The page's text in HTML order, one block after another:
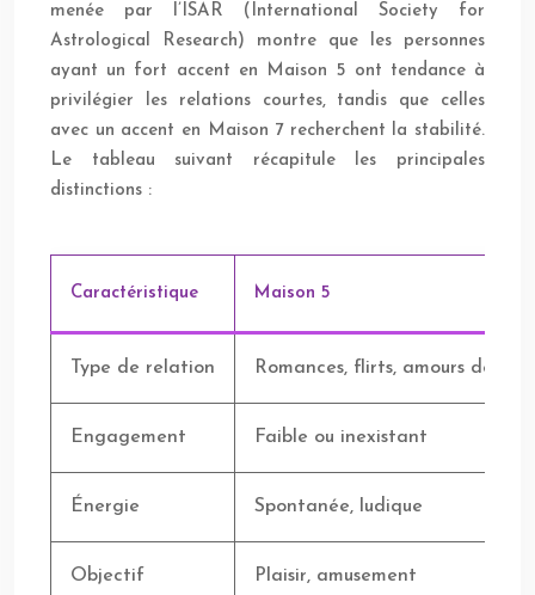
menée par l’ISAR (International Society for
Astrological Research) montre que les personnes
ayant un fort accent en Maison 5 ont tendance à
privilégier les relations courtes, tandis que celles
avec un accent en Maison 7 recherchent la stabilité.
Le tableau suivant récapitule les principales
distinctions :
Caractéristique Maison 5
Type de relation Romances, flirts, amours de
Engagement Faible ou inexistant
Énergie Spontanée, ludique
Objectif Plaisir, amusement